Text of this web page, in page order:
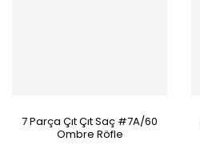
7 Parça Çıt Çıt Saç #7A/60
Ombre Röfle